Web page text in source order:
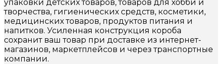
упаковки детских товаров, товаров для хобби и
творчества, гигиенических средств, косметики,
медицинских товаров, продуктов питания и
напитков. Усиленная конструкция короба
сохранит ваш товар при доставке из интернет-
магазинов, маркетплейсов и через транспортные
компании.